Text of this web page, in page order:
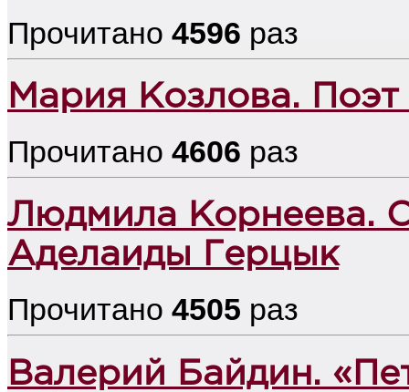
Прочитано 4596 раз
Мария Козлова. Поэт
Прочитано 4606 раз
Людмила Корнеева.
Аделаиды Герцык
Прочитано 4505 раз
Валерий Байдин.